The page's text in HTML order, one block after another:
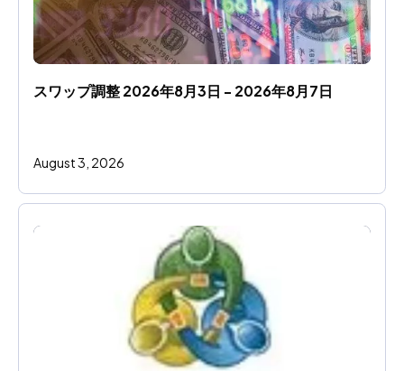
スワップ調整 2026年8月3日 - 2026年8月7日
August 3, 2026